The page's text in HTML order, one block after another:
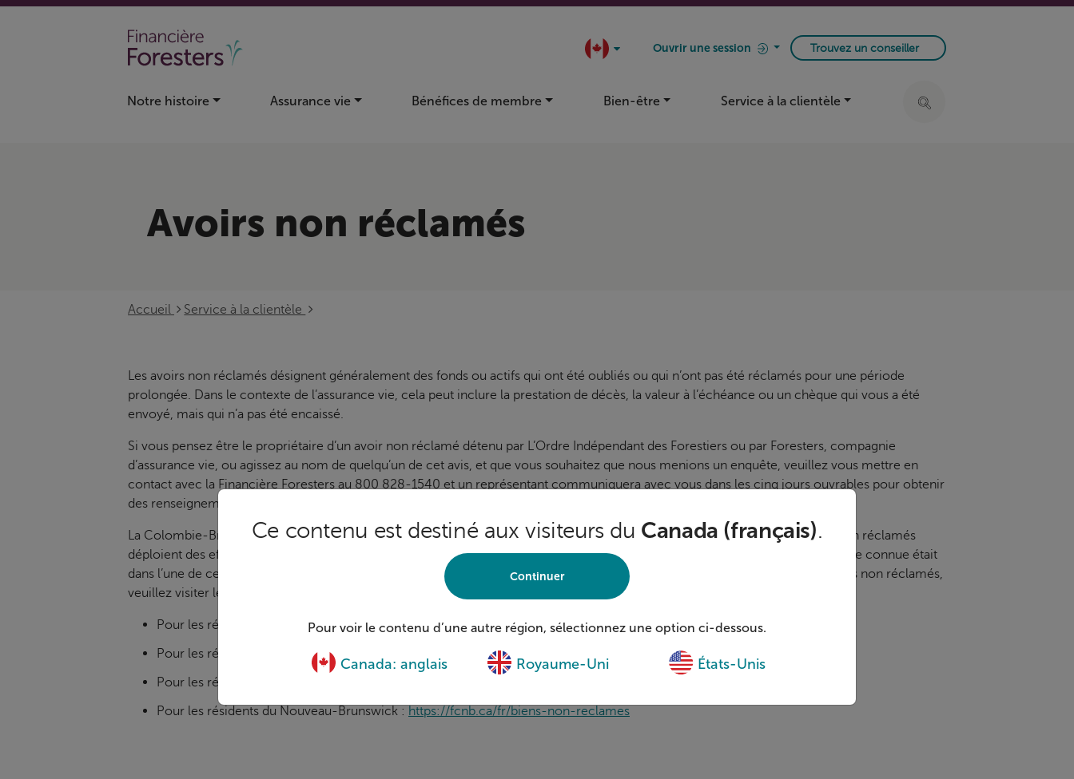
Skip to main content
Ouvrir une session
Ce contenu est destiné aux visiteurs du Canada (français).
Continuer
Pour voir le contenu d’une autre région, sélectionnez une option ci-dessous.
Canada: anglais Royaume-Uni États-Unis
Trouvez un conseiller
Notre histoire Assurance vie Bénéfices de membre Bien-être Service à la clientèle Click to expand search bar
Avoirs non réclamés
Accueil Service à la clientèle
Les avoirs non réclamés désignent généralement des fonds ou actifs qui ont été oubliés ou qui n’ont pas été réclamés pour une période
prolongée. Dans le contexte de l’assurance vie, cela peut inclure la prestation de décès, la valeur à l’échéance ou un chèque qui vous a été
envoyé, mais qui n’a pas été encaissé.
Si vous pensez être le propriétaire d’un avoir non réclamé détenu par L’Ordre Indépendant des Forestiers ou par Foresters, compagnie
d’assurance vie, ou agissez au nom de quelqu’un de cet avis, et que vous souhaitez que nous menions un enquête, veuillez vous mettre en
contact avec la Financière Foresters au 800 828-1540 et un représentant communiquera avec vous dans les cinq jours ouvrables pour obtenir
des renseignements supplémentaires sur vos circonstances.
La Colombie-Britannique, l’Alberta, le Québec et le Nouveau-Brunswick ont des lois qui exigent que les détenteurs d’avoirs non réclamés
déploient des efforts raisonnables pour localiser leurs propriétaires légitimes et communiquer avec eux, si leur dernière adresse connue était
dans l’une de ces provinces. Pour obtenir des renseignements supplémentaires sur les lois provinciales se rapportant aux avoirs non réclamés,
veuillez visiter le site Web du gouvernement provincial applicable :
Pour les résidents de la Colombie-Britannique : https://www.bcunclaimed.ca
Pour les résidents de l’Alberta :
https://www.alberta.ca/unclaimed-property
Pour les résidents du Québec :
Pour les résidents du Nouveau-Brunswick : https://fcnb.ca/fr/biens-non-reclames